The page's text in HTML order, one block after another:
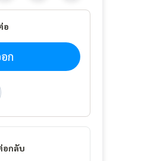
อ
ก
อกลับ